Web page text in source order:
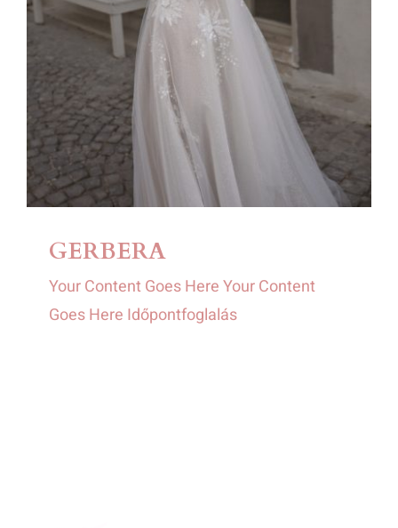
GERBERA
Your Content Goes Here Your Content
Goes Here Időpontfoglalás